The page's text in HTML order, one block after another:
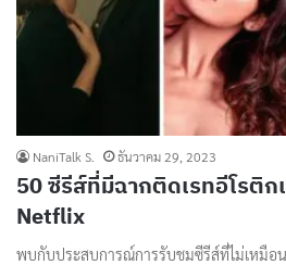
NaniTalk S. ธันวาคม 29, 2023
50 ซีรีส์ที่มีฉากติดเรทอีโรติ
Netflix
พบกับประสบการณ์การรับชมซีรีส์ที่ไม่เหมือ